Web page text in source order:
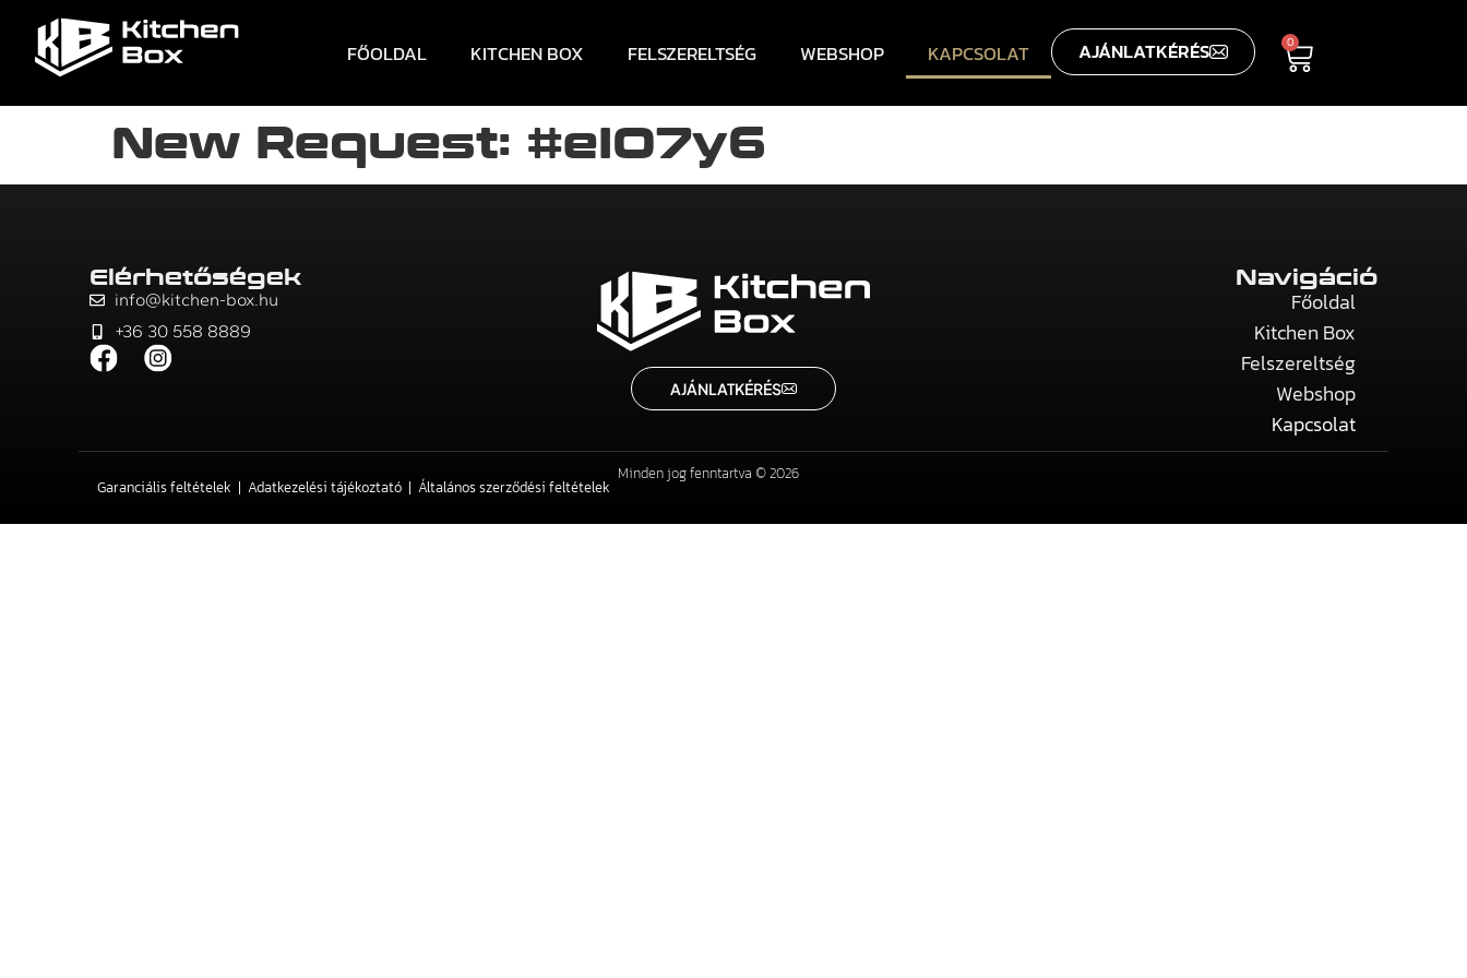
FŐOLDAL KITCHEN BOX FELSZERELTSÉG WEBSHOP KAPCSOLAT AJÁNLATKÉRÉS 0
New Request: #eIO7y6
Elérhetőségek
info@kitchen-box.hu
+36 30 558 8889
AJÁNLATKÉRÉS
Navigáció
Főoldal
Kitchen Box
Felszereltség
Webshop
Kapcsolat
Garanciális feltételek Adatkezelési tájékoztató Általános szerződési feltételek
Minden jog fenntartva © 2026